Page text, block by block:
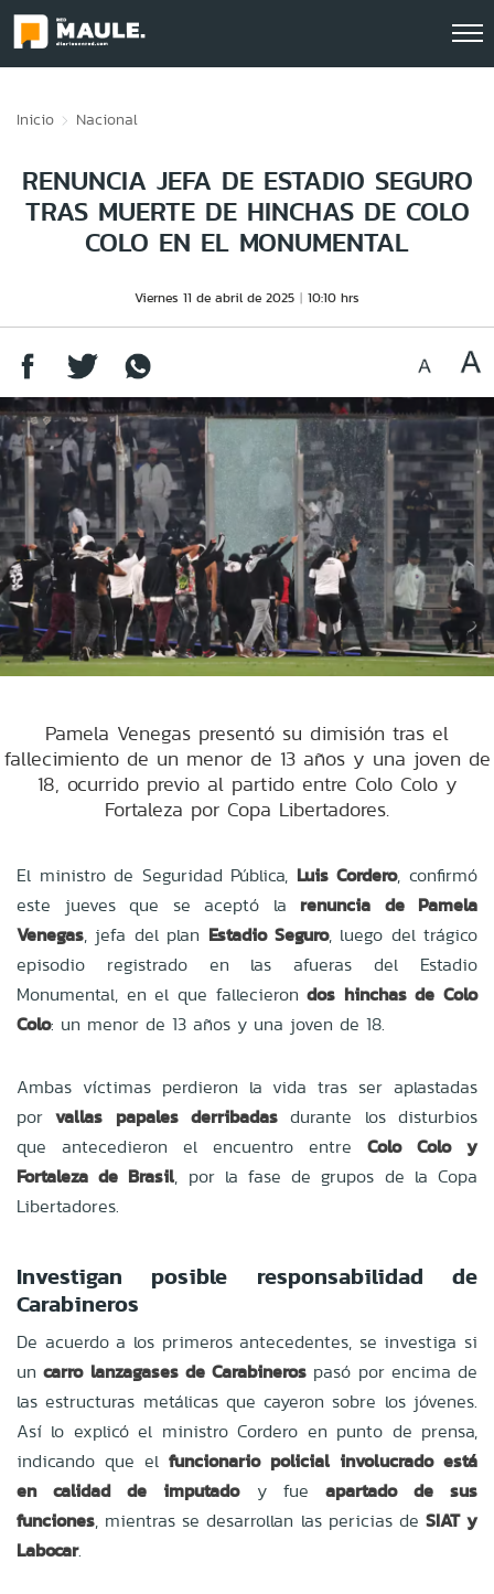
Inicio Nacional
RENUNCIA JEFA DE ESTADIO SEGURO
TRAS MUERTE DE HINCHAS DE COLO
COLO EN EL MONUMENTAL
Viernes 11 de abril de 2025 10:10 hrs
Pamela Venegas presentó su dimisión tras el
fallecimiento de un menor de 13 años y una joven de
18, ocurrido previo al partido entre Colo Colo y
Fortaleza por Copa Libertadores.
El ministro de Seguridad Pública, Luis Cordero, confirmó
este jueves que se aceptó la renuncia de Pamela
Venegas, jefa del plan Estadio Seguro, luego del trágico
episodio registrado en las afueras del Estadio
Monumental, en el que fallecierondos hinchas de Colo
Colo: un menor de 13 años y una joven de 18.
Ambas víctimas perdieron la vida tras ser aplastadas
porvallas papales derribadas durante los disturbios
que antecedieron el encuentro entre Colo Colo y
Fortaleza de Brasil, por la fase de grupos de la Copa
Libertadores.
Investigan posible responsabilidad de
Carabineros
De acuerdo a los primeros antecedentes, se investiga si
uncarro lanzagases de Carabineros pasó por encima de
las estructuras metálicas que cayeron sobre los jóvenes.
Así lo explicó el ministro Cordero en punto de prensa,
indicando que el funcionario policial involucrado está
en calidad de imputadoy fue apartado de sus
funciones, mientras se desarrollan las pericias de SIAT y
Labocar.